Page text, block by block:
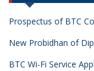
Prospectus of BTC
New Probidhan of
BTC Wi-Fi Service